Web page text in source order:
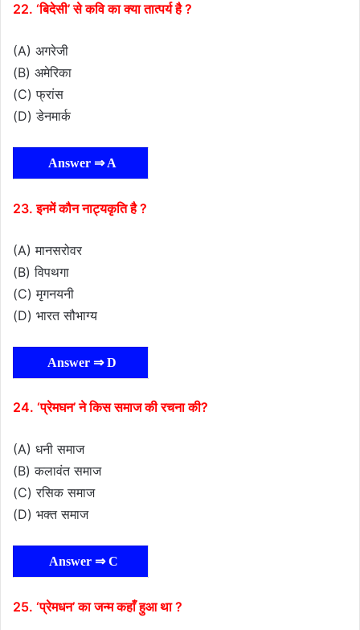
22. ‘बिदेसी’ से कवि का क्या तात्पर्य है ?
(A) अगरेजी
(B) अमेरिका
(C) फ्रांस
(D) डेनमार्क
Answer ⇒ A
23. इनमें कौन नाट्यकृति है ?
(A) मानसरोवर
(B) विपथगा
(C) मृगनयनी
(D) भारत सौभाग्य
Answer ⇒ D
24. ‘प्रेमघन’ ने किस समाज की रचना की?
(A) धनी समाज
(B) कलावंत समाज
(C) रसिक समाज
(D) भक्त समाज
Answer ⇒ C
25. ‘प्रेमधन’ का जन्म कहाँ हुआ था ?